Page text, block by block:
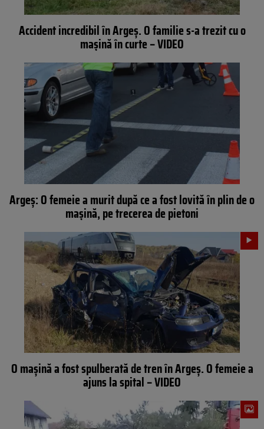
Accident incredibil în Argeș. O familie s-a trezit cu o
mașină în curte – VIDEO
Argeș: O femeie a murit după ce a fost lovită în plin de o
mașină, pe trecerea de pietoni
O mașină a fost spulberată de tren în Argeș. O femeie a
ajuns la spital – VIDEO